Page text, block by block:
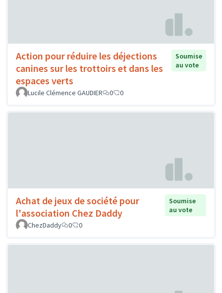
Action pour réduire les déjections
canines sur les trottoirs et dans les
espaces verts
Soumise
au vote
Lucile Clémence GAUDIER 0 0
Achat de jeux de société pour
l'association Chez Daddy
Soumise
au vote
ChezDaddy
0 0